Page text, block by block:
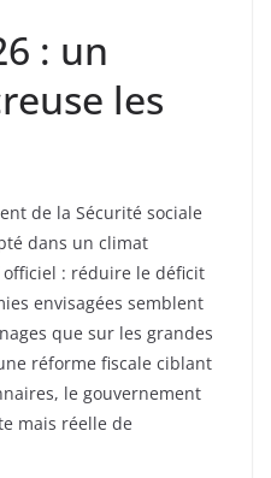
: un
les
de la Sécurité sociale
dans un climat
: réduire le déficit
envisagées semblent
que sur les grandes
réforme fiscale ciblant
le gouvernement
mais réelle de